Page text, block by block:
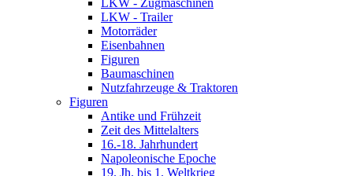
LKW - Zugmaschinen
LKW - Trailer
Motorräder
Eisenbahnen
Figuren
Baumaschinen
Nutzfahrzeuge & Traktoren
Figuren
Antike und Frühzeit
Zeit des Mittelalters
16.-18. Jahrhundert
Napoleonische Epoche
19. Jh. bis 1. Weltkrieg